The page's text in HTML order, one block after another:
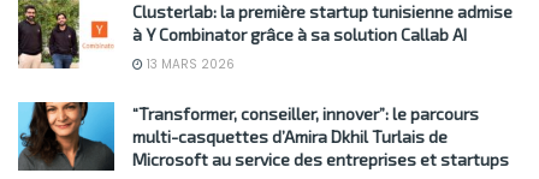
Clusterlab: la première startup tunisienne admise
à Y Combinator grâce à sa solution Callab AI
13 MARS 2026
“Transformer, conseiller, innover”: le parcours
multi-casquettes d’Amira Dkhil Turlais de
Microsoft au service des entreprises et startups